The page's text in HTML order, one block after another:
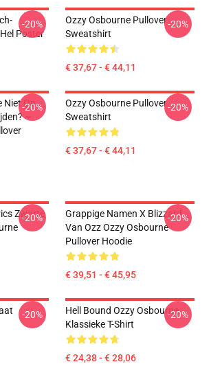
Poster
-20%
Ozzy Osbourne Pullover
Sweatshirt
€ 37,67 - € 44,11
-20%
Niet Op
~
-20%
Ozzy Osbourne Pullover
Sweatshirt
€ 37,67 - € 44,11
-20%
Zwarte
-20%
Grappige Namen X Blizzard
Van Ozz Ozzy Osbourne
Pullover Hoodie
€ 39,51 - € 45,95
-20%
-20%
Hell Bound Ozzy Osbourne
Klassieke T-Shirt
€ 24,38 - € 28,06
-20%